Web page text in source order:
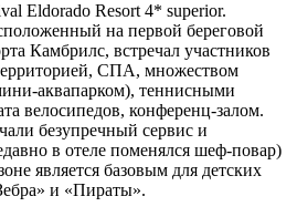
Eldorado Resort 4* superior.
на первой береговой
Камбрилс, встречал участников
СПА, множеством
аквапарком), теннисными
велосипедов, конференц-залом.
безупречный сервис и
в отеле поменялся шеф-повар)
является базовым для детских
и «Пираты».